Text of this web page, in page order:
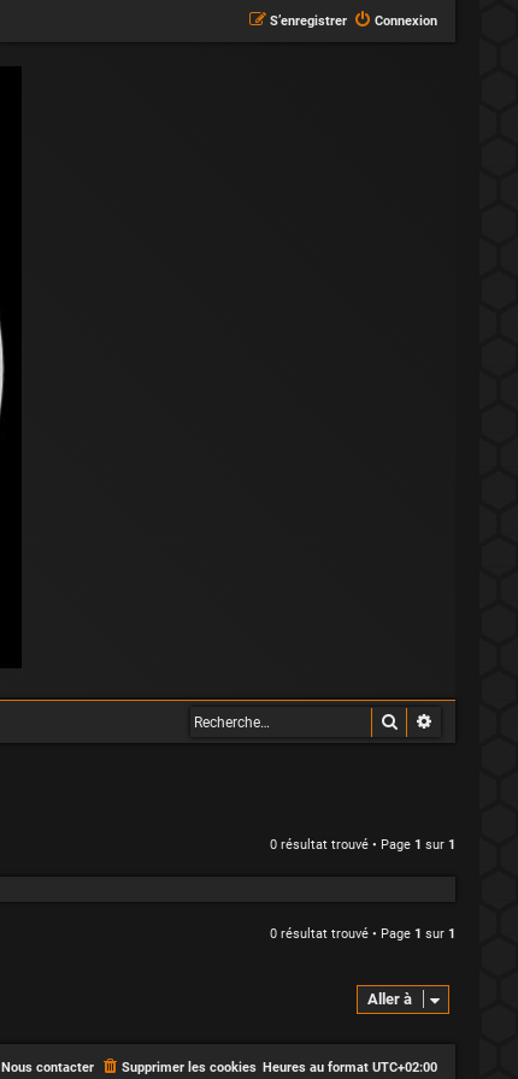
Connexion
S’enregistrer
Rechercher
0 résultat trouvé • Page 1 sur 1
0 résultat trouvé • Page 1 sur 1
Aller à
Heures au format UTC+02:00
Supprimer les cookies
Nous contacter